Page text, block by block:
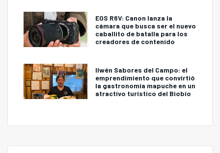
EOS R6V: Canon lanza la
cámara que busca ser el nuevo
caballito de batalla para los
creadores de contenido
Ilwén Sabores del Campo: el
emprendimiento que convirtió
la gastronomía mapuche en un
atractivo turístico del Biobío